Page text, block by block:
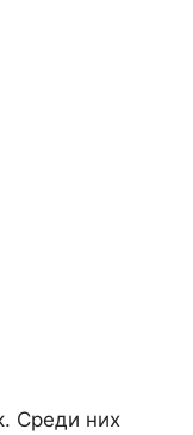
Среди них